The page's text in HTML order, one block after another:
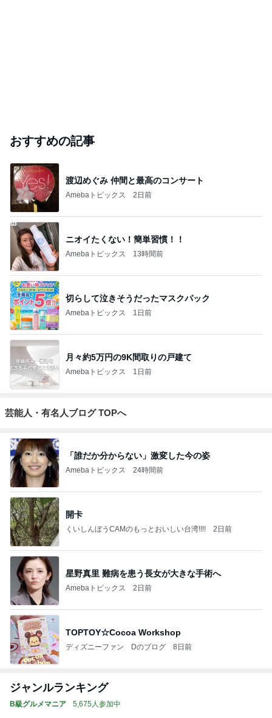
おすすめの記事
渡辺めぐみ 仲間と最高のコンサート
Amebaトピックス 2日前
ニオイたくない！簡単習慣！！
Amebaトピックス 13時間前
切らして泣きそうだったマスクパック
Amebaトピックス 1日前
月々約5万円の9K間取りの戸建て
Amebaトピックス 1日前
芸能人・有名人ブログ TOPへ
「誰だか分からない」激変した今の姿
Amebaトピックス 24時間前
開卡
くいしんぼうCAMのもっとおいしい台湾!!!! 2日前
星野真里 難病を患う長女が大きな手術へ
Amebaトピックス 2日前
TOPTOY☆Cocoa Workshop
ディズニーファン Dのブログ 8日前
ジャンルランキング
B級グルメマニア 5,675人参加中